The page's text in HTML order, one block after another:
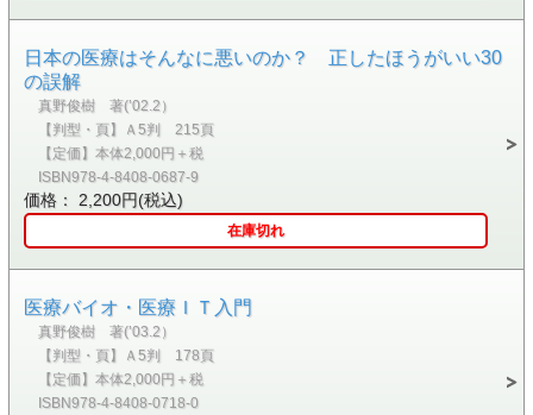
日本の医療はそんなに悪いのか？ 正したほうがいい30
の誤解
真野俊樹 著(’02.2）
【判型・頁】Ａ5判 215頁
【定価】本体2,000円＋税
ISBN978-4-8408-0687-9
価格： 2,200円(税込)
在庫切れ
医療バイオ・医療ＩＴ入門
真野俊樹 著(’03.2）
【判型・頁】Ａ5判 178頁
【定価】本体2,000円＋税
ISBN978-4-8408-0718-0